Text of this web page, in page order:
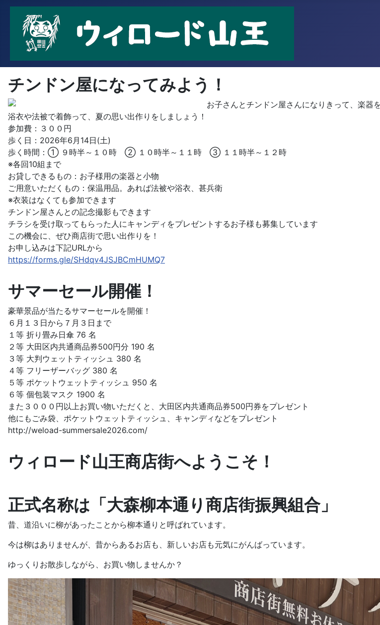
チンドン屋になってみよう！
お子さんとチンドン屋さんになりきって、楽器
浴衣や法被で着飾って、夏の思い出作りをしましょう！
参加費：３００円
歩く日：2026年6月14日(土)
歩く時間：① ９時半～１０時 ② １０時半～１１時 ③ １１時半～１２時
※各回10組まで
お貸しできるもの：お子様用の楽器と小物
ご用意いただくもの：保温用品。あれば法被や浴衣、甚兵衛
※衣装はなくても参加できます
チンドン屋さんとの記念撮影もできます
チラシを受け取ってもらった人にキャンディをプレゼントするお子様も募集しています
この機会に、ぜひ商店街で思い出作りを！
お申し込みは下記URLから
https://forms.gle/SHdqv4JSJBCmHUMQ7
サマーセール開催！
豪華景品が当たるサマーセールを開催！
６月１３日から７月３日まで
１等 折り畳み日傘 76 名
２等 大田区内共通商品券500円分 190 名
３等 大判ウェットティッシュ 380 名
４等 フリーザーバッグ 380 名
５等 ポケットウェットティッシュ 950 名
６等 個包装マスク 1900 名
また３０００円以上お買い物いただくと、大田区内共通商品券500円券をプレゼント
他にもごみ袋、ポケットウェットティッシュ、キャンディなどをプレゼント
http://weload-summersale2026.com/
ウィロード山王商店街へようこそ！
正式名称は「大森柳本通り商店街振興組合」
昔、道沿いに柳があったことから柳本通りと呼ばれています。
今は柳はありませんが、昔からあるお店も、新しいお店も元気にがんばっています。
ゆっくりお散歩しながら、お買い物しませんか？